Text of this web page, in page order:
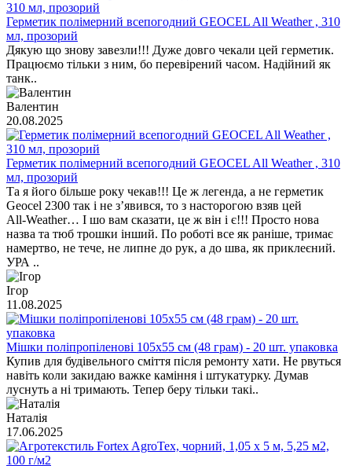
Герметик полімерний всепогодний GEOCEL All Weather , 310
мл, прозорий
Дякую що знову завезли!!! Дуже довго чекали цей герметик.
Працюємо тільки з ним, бо перевірений часом. Надійний як
танк..
Валентин
20.08.2025
Герметик полімерний всепогодний GEOCEL All Weather , 310
мл, прозорий
Та я його більше року чекав!!! Це ж легенда, а не герметик
Geocel 2300 так і не з’явився, то з насторогою взяв цей
All‑Weather… І шо вам сказати, це ж він і є!!! Просто нова
назва та тюб трошки інший. По роботі все як раніше, тримає
намертво, не тече, не липне до рук, а до шва, як приклеєний.
УРА ..
Ігор
11.08.2025
Мішки поліпропіленові 105х55 см (48 грам) - 20 шт. упаковка
Купив для будівельного сміття після ремонту хати. Не рвуться
навіть коли закидаю важке каміння і штукатурку. Думав
луснуть а ні тримають. Тепер беру тільки такі..
Наталія
17.06.2025